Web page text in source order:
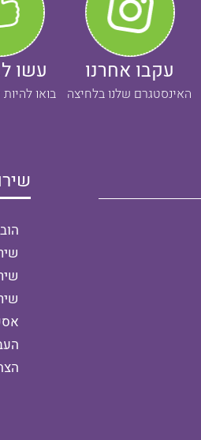
עקבו אחרנו
האינסטגרם שלנו בלחיצה
עשו
בואו